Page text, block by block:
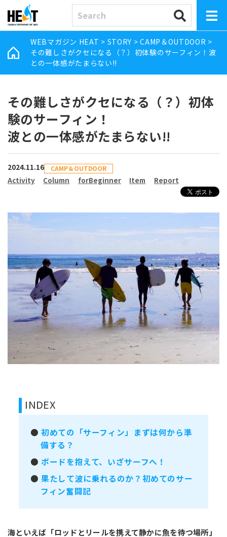
WEBマガジン HEAT > STORY >CAMP＆OUTDOOR >
その難しさがクセになる（？）初体験のサーフィン！波
との一体感がたまらない!!
その難しさがクセになる（？）初体
験のサーフィン！
波との一体感がたまらない!!
2024.11.16 CAMP＆OUTDOOR
Activity Column forBeginner Item Report
INDEX
●初めての「サーフィン」まずは何から準
備する？
● ボードを抱えて、いざサーフへ！
●果たして波に乗れるのか？初めてのサー
フィン奮闘記
海といえば「ロッドとリールを携えて静かに魚を待つ場所」